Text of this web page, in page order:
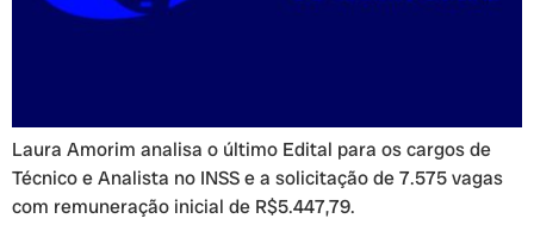
Laura Amorim analisa o último Edital para os cargos de
Técnico e Analista no INSS e a solicitação de 7.575 vagas
com remuneração inicial de R$5.447,79.